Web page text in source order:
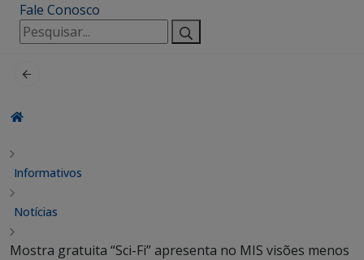
Fale Conosco
Pesquisar
por:
Informativos
Notícias
Mostra gratuita “Sci-Fi” apresenta no MIS visões menos